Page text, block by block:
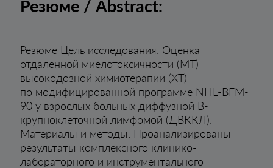
Резюме / Abstract:
Резюме Цель исследования. Оценка
отдаленной миелотоксичности (МТ)
высокодозной химиотерапии (ХТ)
по модифицированной программе NHL-BFM-
90 у взрослых больных диффузной В-
крупноклеточной лимфомой (ДВККЛ).
Материалы и методы. Проанализированы
результаты комплексного клинико-
лабораторного и инструментального